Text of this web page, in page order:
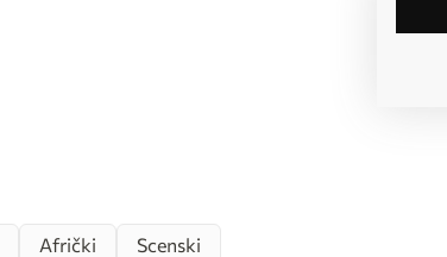
Afrički
Scenski